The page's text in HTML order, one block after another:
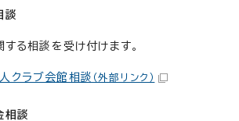
談
る相談を受け付けます。
人クラブ会館相談 （外部リンク）
相談